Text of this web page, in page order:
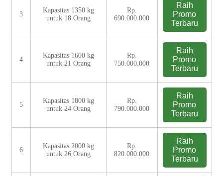
3
Kapasitas 1350 kg
untuk 18 Orang
Rp.
690.000.000
Raih
Promo
Terbaru
4
Kapasitas 1600 kg
untuk 21 Orang
Rp.
750.000.000
Raih
Promo
Terbaru
5
Kapasitas 1800 kg
untuk 24 Orang
Rp.
790.000.000
Raih
Promo
Terbaru
6
Kapasitas 2000 kg
untuk 26 Orang
Rp.
820.000.000
Raih
Promo
Terbaru